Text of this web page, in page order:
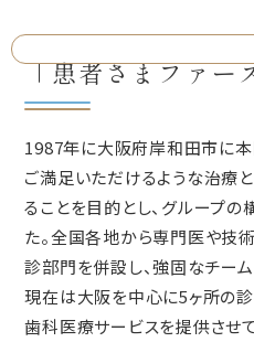
「患者さまファー
1987年に大阪府岸和田市に本
ご満足いただけるような治療
ることを目的とし、グループ
た。全国各地から専門医や技
診部門を併設し、強固なチーム
現在は大阪を中心に5ヶ所の
歯科医療サービスを提供させ